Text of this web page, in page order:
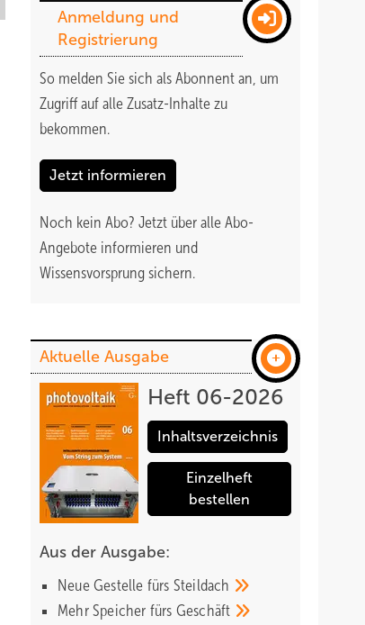
Anmeldung und
Registrierung
So melden Sie sich als Abonnent an, um
Zugriff auf alle Zusatz-Inhalte zu
bekommen.
Jetzt informieren
Noch kein Abo? Jetzt über alle Abo-
Angebote informieren und
Wissensvorsprung sichern.
Aktuelle Ausgabe
Heft 06-2026
Inhaltsverzeichnis
Einzelheft
bestellen
Aus der Ausgabe:
Neue Gestelle fürs Steildach
Mehr Speicher fürs Geschäft